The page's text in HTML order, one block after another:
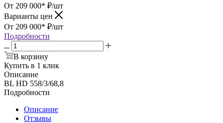
От 209 000* ₽/шт
Варианты цен
От 209 000* ₽/шт
Подробности
В корзину
Купить в 1 клик
Описание
BL HD 558/3/68,8
Подробности
Описание
Отзывы